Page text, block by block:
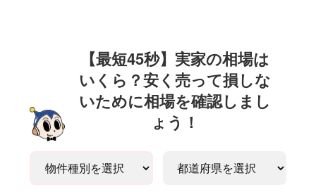
【最短45秒】実家の相場は
いくら？安く売って損しな
いために相場を確認しまし
ょう！